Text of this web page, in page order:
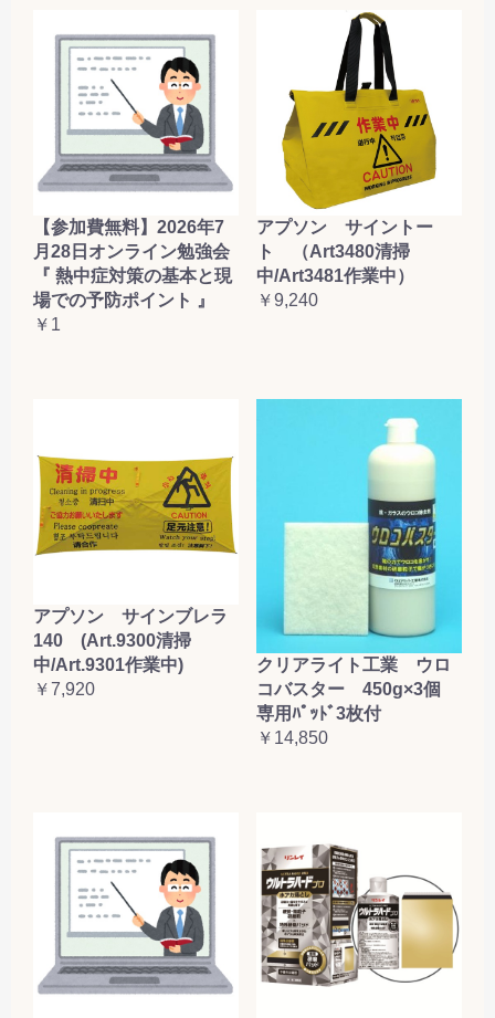
【参加費無料】2026年7
月28日オンライン勉強会
『 熱中症対策の基本と現
場での予防ポイント 』
￥1
アプソン サイントー
ト （Art3480清掃
中/Art3481作業中）
￥9,240
アプソン サインブレラ
140 (Art.9300清掃
中/Art.9301作業中)
￥7,920
クリアライト工業 ウロ
コバスター 450g×3個
専用ﾊﾟｯﾄﾞ3枚付
￥14,850